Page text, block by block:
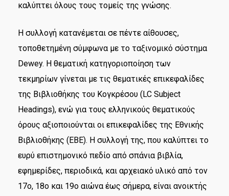
καλύπτει όλους τους τομείς της γνώσης.
Η συλλογή κατανέμεται σε πέντε αίθουσες,
τοποθετημένη σύμφωνα με το ταξινομικό σύστημα
Dewey. Η θεματική κατηγοριοποίηση των
τεκμηρίων γίνεται με τις θεματικές επικεφαλίδες
της Βιβλιοθήκης του Κογκρέσου (LC Subject
Headings), ενώ για τους ελληνικούς θεματικούς
όρους αξιοποιούνται οι επικεφαλίδες της Εθνικής
Βιβλιοθήκης (ΕΒΕ). Η συλλογή της, που καλύπτει το
ευρύ επιστημονικό πεδίο από σπάνια βιβλία,
εφημερίδες, περιοδικά, και αρχειακό υλικό από τον
17ο, 18ο και 19ο αιώνα έως σήμερα, είναι ανοικτής